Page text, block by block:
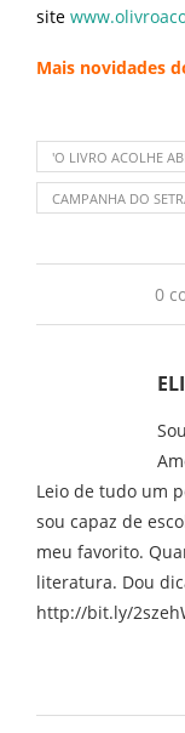
site
Mais novidades
'O LIVRO ACOLHE
CAMPANHA DO
0
Leio de tudo um
sou capaz de
meu favorito.
literatura. Dou
http://bit.ly/